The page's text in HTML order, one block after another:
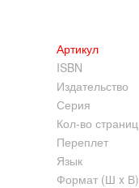
Артикул
ISBN
Издательство
Серия
Кол-во страниц
Переплет
Язык
Формат (Ш x В)